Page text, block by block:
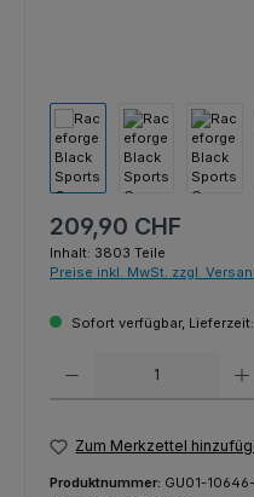
Regulärer Preis:
209,90 CHF
Inhalt: 3803 Teile
Preise inkl. MwSt. zzgl.
Sofort verfügbar, Lieferzeit:
Zum Merkzettel
Produktnummer: GU01-